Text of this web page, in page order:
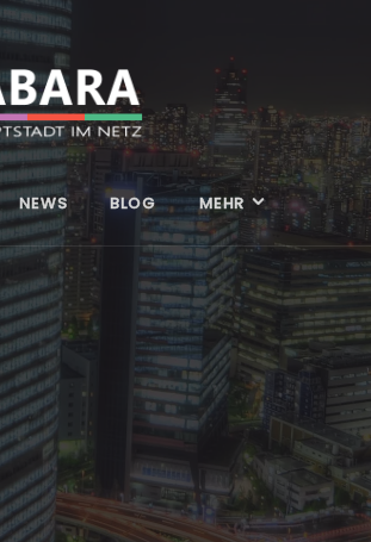
NEWS BLOG MEHR